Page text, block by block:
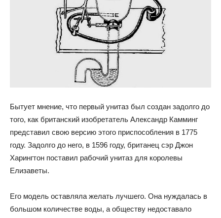
Бытует мнение, что первый унитаз был создан задолго до
того, как британский изобретатель Александр Камминг
представил свою версию этого приспособления в 1775
году. Задолго до него, в 1596 году, британец сэр Джон
Харингтон поставил рабочий унитаз для королевы
Елизаветы.
Его модель оставляла желать лучшего. Она нуждалась в
большом количестве воды, а обществу недоставало